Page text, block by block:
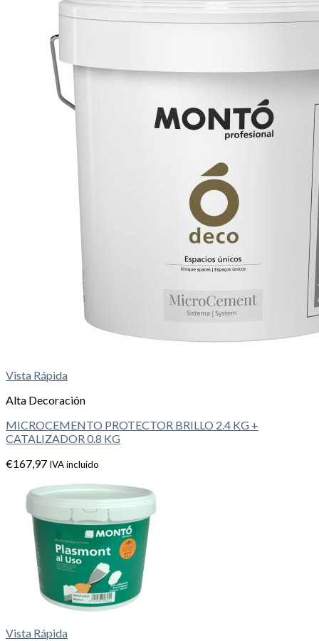
Vista Rápida
Alta Decoración
MICROCEMENTO PROTECTOR BRILLO 2.4 KG +
CATALIZADOR 0.8 KG
€167,97 IVA incluido
Vista Rápida